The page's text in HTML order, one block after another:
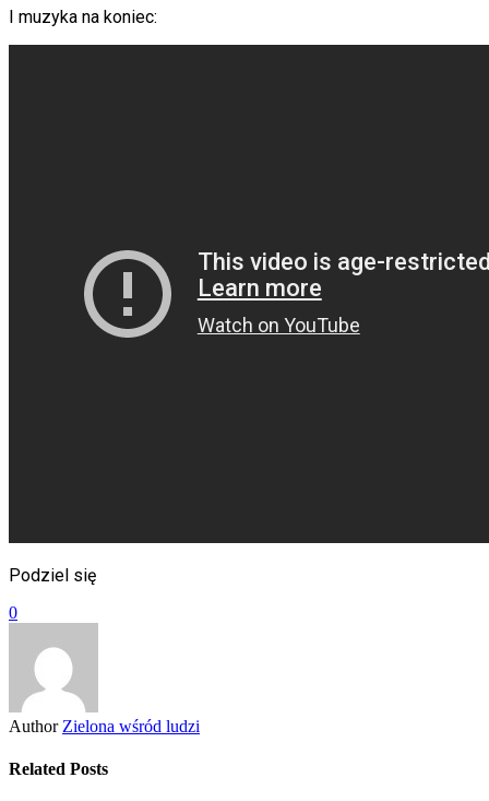
I muzyka na koniec:
Podziel się
0
Author Zielona wśród ludzi
Related Posts